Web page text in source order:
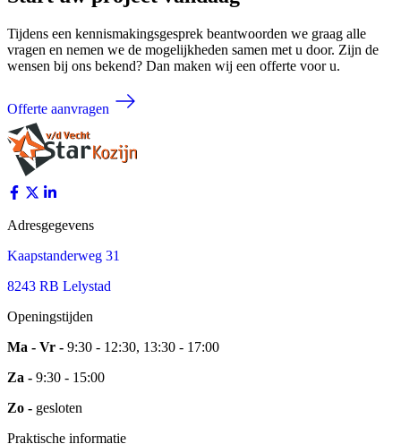
Tijdens een kennismakingsgesprek beantwoorden we graag alle
vragen en nemen we de mogelijkheden samen met u door. Zijn de
wensen bij ons bekend? Dan maken wij een offerte voor u.
Offerte aanvragen
Adresgegevens
Kaapstanderweg 31
8243 RB Lelystad
Openingstijden
Ma - Vr - 9:30 - 12:30, 13:30 - 17:00
Za - 9:30 - 15:00
Zo - gesloten
Praktische informatie